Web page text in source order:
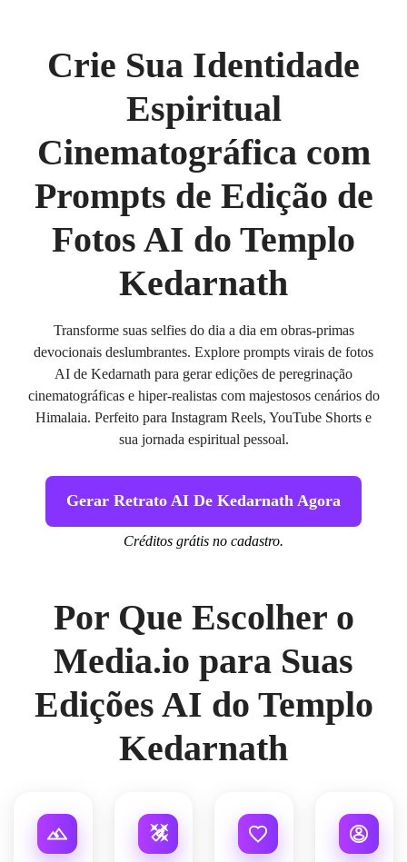
Crie Sua Identidade
Espiritual
Cinematográfica com
Prompts de Edição de
Fotos AI do Templo
Kedarnath
Transforme suas selfies do dia a dia em obras-primas
devocionais deslumbrantes. Explore prompts virais de fotos
AI de Kedarnath para gerar edições de peregrinação
cinematográficas e hiper-realistas com majestosos cenários do
Himalaia. Perfeito para Instagram Reels, YouTube Shorts e
sua jornada espiritual pessoal.
Gerar Retrato AI De Kedarnath Agora
Créditos grátis no cadastro.
Por Que Escolher o
Media.io para Suas
Edições AI do Templo
Kedarnath